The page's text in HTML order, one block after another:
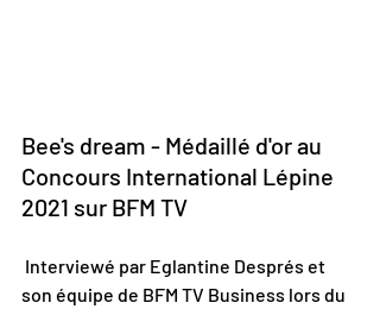
Bee's dream - Médaillé d'or au
Concours International Lépine
2021 sur BFM TV
son équipe de BFM TV Business lors du